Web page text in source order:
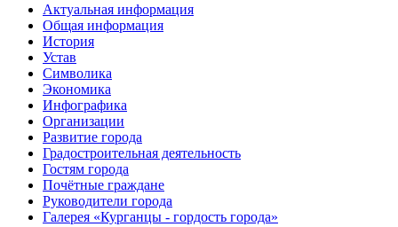
Актуальная информация
Общая информация
История
Устав
Символика
Экономика
Инфографика
Организации
Развитие города
Градостроительная деятельность
Гостям города
Почётные граждане
Руководители города
Галерея «Курганцы - гордость города»